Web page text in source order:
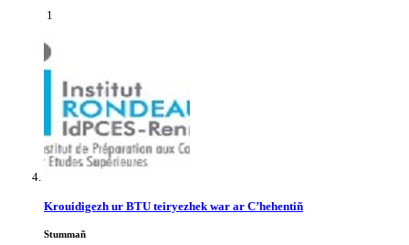
1
Krouidigezh ur BTU teiryezhek war ar C’hehentiñ
Stummañ